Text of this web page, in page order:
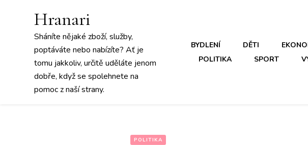
Hranari
Sháníte nějaké zboží, služby,
poptáváte nebo nabízíte? Ať je
tomu jakkoliv, určitě uděláte jenom
dobře, když se spolehnete na
pomoc z naší strany.
BYDLENÍ DĚTI
POLITIKA
SPORT
POLITIKA